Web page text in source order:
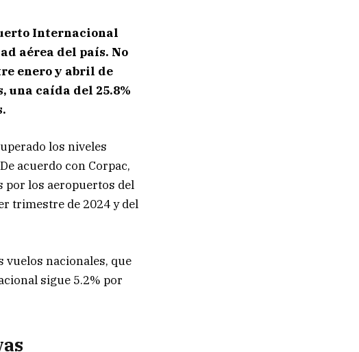
Internacional
aérea del país. No
enero y abril de
una caída del 25.8%
los niveles
acuerdo con Corpac,
por los aeropuertos del
trimestre de 2024 y del
nacionales, que
sigue 5.2% por